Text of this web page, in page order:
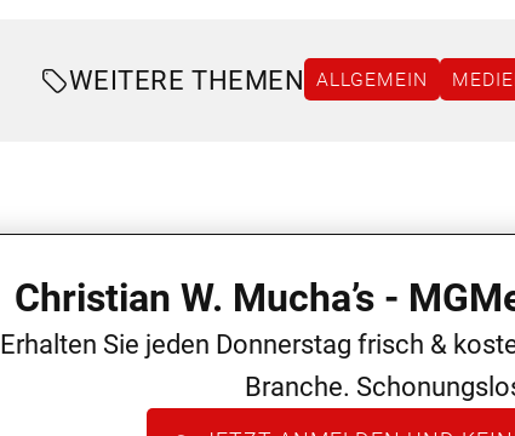
WEITERE THEMEN ALLGEMEIN
Christian W. Mucha’s -
Erhalten Sie jeden Donnerstag frisch &
Branche.